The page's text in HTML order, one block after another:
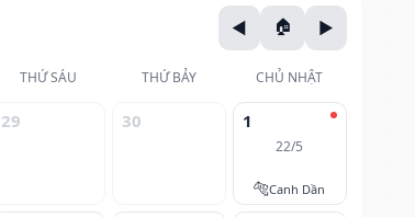
THỨ SÁU THỨ BẢY CHỦ NHẬT
29 30 1
22/5
🐅Canh Dần